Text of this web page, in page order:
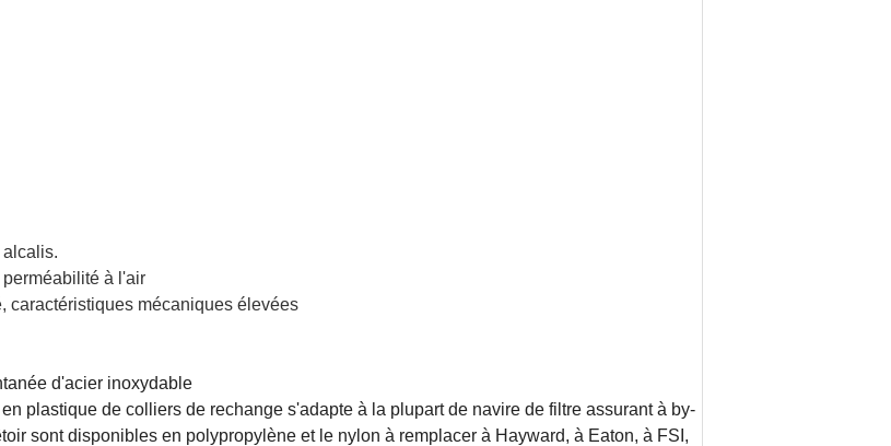
à l'air
caractéristiques mécaniques élevées
d'acier inoxydable
plastique de colliers de rechange s'adapte à la plupart de navire de filtre assurant à by-
sont disponibles en polypropylène et le nylon à remplacer à Hayward, à Eaton, à FSI,